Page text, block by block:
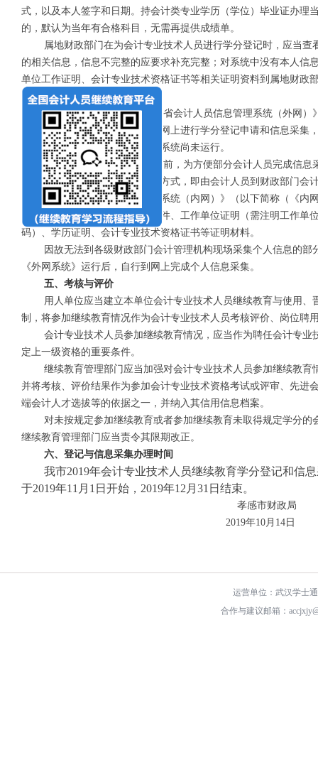
式，以及本人签字和日期。持会计类专业学历（学位）毕业证办理
的，默认为当年有合格科目，无需再提供成绩单。
属地财政部门在为会计专业技术人员进行学分登记时，应当查
的相关信息，信息不完整的应要求补充完整；对系统中没有本人信
单位工作证明、会计专业技术资格证书等相关证明资料到属地财政
作为新增人员纳入管理系统。
省会计考办正在开发《湖北省会计人员信息管理系统（外网）
系统》），供全省会计人员通过网上进行学分登记申请和信息采集
完成登记和采集等事项。目前该系统尚未运行。
在《外网系统》未投入运行前，为方便部分会计人员完成信息
人员信息采集将采用现场办理的方式，即由会计人员到财政部门会
北省会计人员综合信息集成管理系统（内网）》（以下简称（《内
集。现场采集时需携带身份证原件、工作单位证明（需注明工作单
码）、学历证明、会计专业技术资格证书等证明材料。
因故无法到各级财政部门会计管理机构现场采集个人信息的部
《外网系统》运行后，自行到网上完成个人信息采集。
五、 考核与评价
用人单位应当建立本单位会计专业技术人员继续教育与使用、
制，将参加继续教育情况作为会计专业技术人员考核评价、岗位聘
会计专业技术人员参加继续教育情况，应当作为聘任会计专业
定上一级资格的重要条件。
继续教育管理部门应当加强对会计专业技术人员参加继续教育
并将考核、评价结果作为参加会计专业技术资格考试或评审、先进
端会计人才选拔等的依据之一，并纳入其信用信息档案。
对未按规定参加继续教育或者参加继续教育未取得规定学分的
继续教育管理部门应当责令其限期改正。
六、 登记与信息采集办理时间
我市2019年会计专业技术人员继续教育学分登记和信
于2019年11月1日开始，2019年12月31日结束。
孝感市财政局
2019年10月14日
运营单位：武汉学士
合作与建议邮箱：